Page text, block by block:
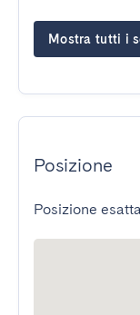
Mostra tutti i
Posizione
Posizione